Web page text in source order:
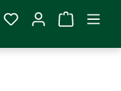
Du hast 0
Raritäten